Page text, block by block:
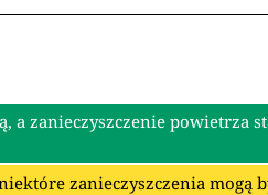
a zanieczyszczenie powietrza
zanieczyszczenia mogą